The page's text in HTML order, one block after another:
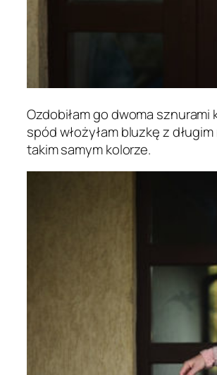
Ozdobiłam go dwoma sznurami
spód włożyłam bluzkę z
takim samym kolorze.